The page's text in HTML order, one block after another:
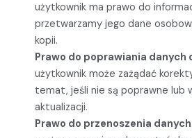
użytkownik ma prawo do
przetwarzamy jego dane
kopii.
Prawo do poprawiania danych
użytkownik może zażądać
temat, jeśli nie są poprawne lub
aktualizacji.
Prawo do przenoszenia danych